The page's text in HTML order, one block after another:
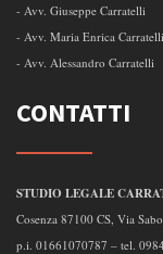
- Avv. Giuseppe Carratelli
- Avv. Maria Enrica Carratelli
- Avv. Alessandro Carratelli
CONTATTI
STUDIO LEGALE
Cosenza 87100 CS, Via
p.i. 01661070787 – tel.